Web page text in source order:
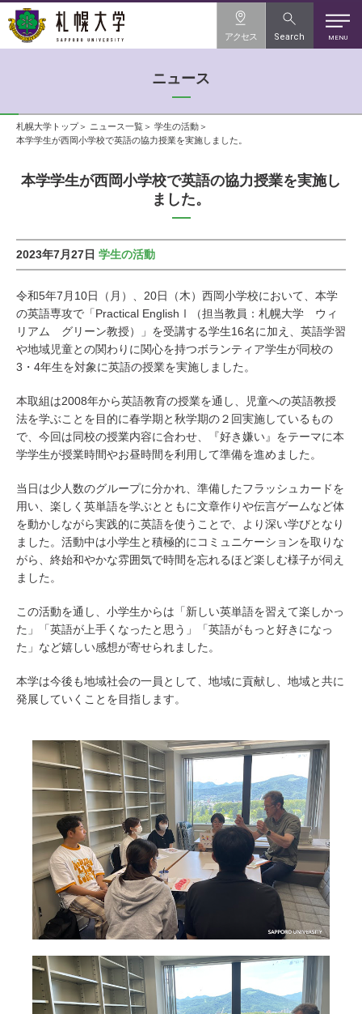
MENU
アクセス Search
ニュース
札幌大学トップ ニュース一覧
学生の活動
本学学生が西岡小学校で英語の協力授業を実施しました。
本学学生が西岡小学校で英語の協力授業を実施し
ました。
2023年7月27日 学生の活動
令和5年7月10日（月）、20日（木）西岡小学校において、本学
の英語専攻で「Practical EnglishⅠ（担当教員：札幌大学 ウィ
リアム グリーン教授）」を受講する学生16名に加え、英語学習
や地域児童との関わりに関心を持つボランティア学生が同校の
3・4年生を対象に英語の授業を実施しました。
本取組は2008年から英語教育の授業を通し、児童への英語教授
法を学ぶことを目的に春学期と秋学期の２回実施しているもの
で、今回は同校の授業内容に合わせ、『好き嫌い』をテーマに本
学学生が授業時間やお昼時間を利用して準備を進めました。
当日は少人数のグループに分かれ、準備したフラッシュカードを
用い、楽しく英単語を学ぶとともに文章作りや伝言ゲームなど体
を動かしながら実践的に英語を使うことで、より深い学びとなり
ました。活動中は小学生と積極的にコミュニケーションを取りな
がら、終始和やかな雰囲気で時間を忘れるほど楽しむ様子が伺え
ました。
この活動を通し、小学生からは「新しい英単語を習えて楽しかっ
た」「英語が上手くなったと思う」「英語がもっと好きになっ
た」など嬉しい感想が寄せられました。
本学は今後も地域社会の一員として、地域に貢献し、地域と共に
発展していくことを目指します。